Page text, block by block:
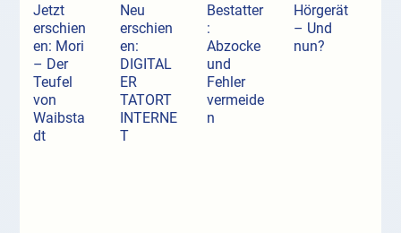
Jetzt
erschien
en: Mori
– Der
Teufel
von
Waibsta
dt
Neu
erschien
en:
DIGITAL
ER
TATORT
INTERNE
T
Bestatter
:
Abzocke
und
Fehler
vermeide
n
Hörgerät
– Und
nun?